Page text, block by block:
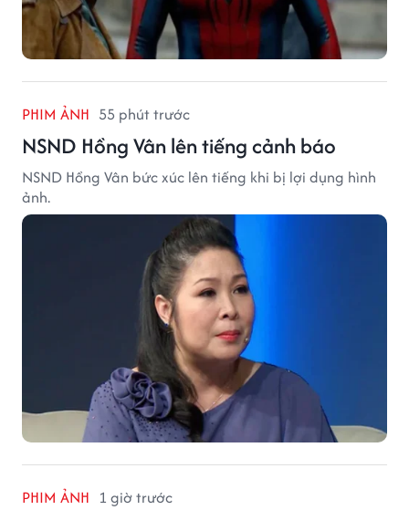
PHIM ẢNH 55 phút trước
NSND Hồng Vân lên tiếng cảnh báo
NSND Hồng Vân bức xúc lên tiếng khi bị lợi dụng hình
ảnh.
PHIM ẢNH 1 giờ trước